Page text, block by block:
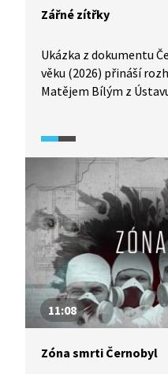
Zářné zítřky
Ukázka z dokumentu
věku (2026) přináší
Matějem Bílým z
utajování informací v
jak nedostatek
rizik přispěly k
11:08
Zóna smrti Černobyl